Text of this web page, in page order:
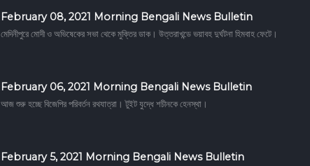
February 08, 2021 Morning Bengali News Bulletin
মেদিনীপুরে মোদী ও অভিষেকের সভা থেকে মুক্তির ডাক। উত্তরাখন্ডে ভয়াবহ দুর্ঘটনা হিমবাহ ফেটে।
February 06, 2021 Morning Bengali News Bulletin
আজ শুরু হচ্ছে বিজেপির পরিবর্তন রথযাত্রা। টুইট যুদ্ধে শচীনকে হেনস্থা।
February 5, 2021 Morning Bengali News Bulletin